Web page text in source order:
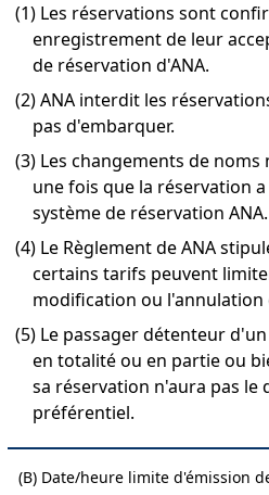
(1) Les réservations sont
enregistrement de leur
de réservation d'ANA.
(2) ANA interdit les
pas d'embarquer.
(3) Les changements de
une fois que la réservation
système de réservation ANA.
(4) Le Règlement de ANA
certains tarifs peuvent
modification ou l'annulation
(5) Le passager détenteur
en totalité ou en partie ou
sa réservation n'aura pas
préférentiel.
(B) Date/heure limite d'émission